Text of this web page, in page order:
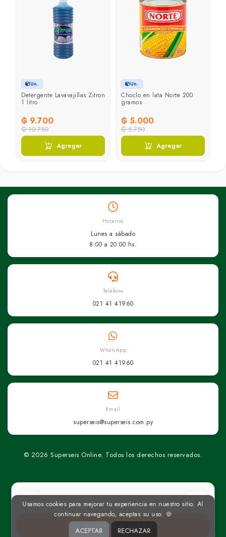
un
AGREGAR AL CARRITO
Un.
Detergente Lavavajillas Zitron
1 litro
₲ 9.700
₲ 10.750
Agregar
Un.
Choclo en lata Norte 200
gramos
₲ 5.000
₲ 5.750
Agregar
Horarios
Lunes a sábado
8:00 a 20:00 hs.
Teléfono
021 41 41960
WhatsApp
021 41 41960
Email
superseis@superseis.com.py
© 2026 Superseis Online. Todos los derechos reservados.
Usamos cookies para mejorar tu experiencia en nuestro sitio. Al
continuar navegando, aceptas su uso. 🍪
ACEPTAR RECHAZAR